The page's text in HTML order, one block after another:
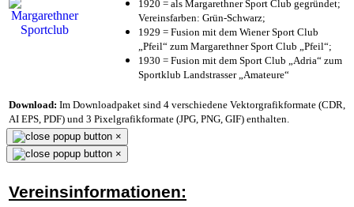
1920 = als Margarethner Sport Club gegründet;
Vereinsfarben: Grün-Schwarz;
1929 = Fusion mit dem Wiener Sport Club
„Pfeil“ zum Margarethner Sport Club „Pfeil“;
1930 = Fusion mit dem Sport Club „Adria“ zum
Sportklub Landstrasser „Amateure“
Download: Im Downloadpaket sind 4 verschiedene Vektorgrafikformate (CDR,
AI EPS, PDF) und 3 Pixelgrafikformate (JPG, PNG, GIF) enthalten.
×
×
Vereinsinformationen: